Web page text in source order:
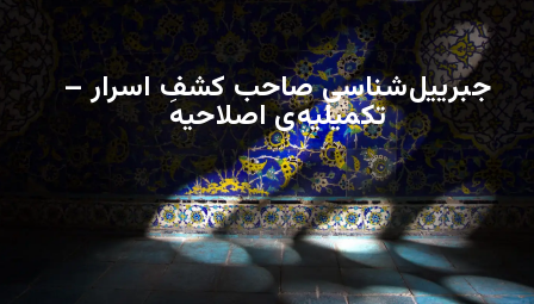
جبرییل‌شناسی صاحب کشفِ اسرار –
تکمیلیه‌ی اصلاحیه